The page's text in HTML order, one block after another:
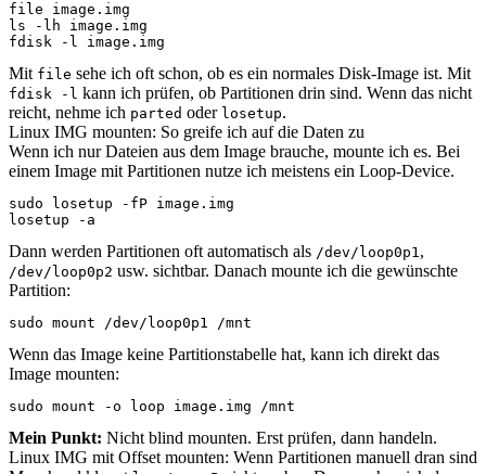
file image.img
ls -lh image.img
fdisk -l image.img
Mit file sehe ich oft schon, ob es ein normales Disk-Image ist. Mit
fdisk -l kann ich prüfen, ob Partitionen drin sind. Wenn das nicht
reicht, nehme ich parted oder losetup.
Linux IMG mounten: So greife ich auf die Daten zu
Wenn ich nur Dateien aus dem Image brauche, mounte ich es. Bei
einem Image mit Partitionen nutze ich meistens ein Loop-Device.
sudo losetup -fP image.img
losetup -a
Dann werden Partitionen oft automatisch als /dev/loop0p1,
/dev/loop0p2 usw. sichtbar. Danach mounte ich die gewünschte
Partition:
sudo mount /dev/loop0p1 /mnt
Wenn das Image keine Partitionstabelle hat, kann ich direkt das
Image mounten:
sudo mount -o loop image.img /mnt
Mein Punkt: Nicht blind mounten. Erst prüfen, dann handeln.
Linux IMG mit Offset mounten: Wenn Partitionen manuell dran sind